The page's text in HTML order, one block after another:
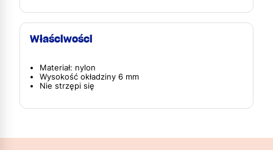
Właściwości
Materiał: nylon
Wysokość okładziny 6 mm
Nie strzępi się